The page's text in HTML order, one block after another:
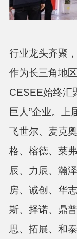
行业龙头齐聚
作为长三角地
CESEE始终汇
巨人”企业。上
飞世尔、麦克
格、榕德、莱
辰、力辰、瀚
房、诚创、华
斯、择诺、鼎
思、拓展、和